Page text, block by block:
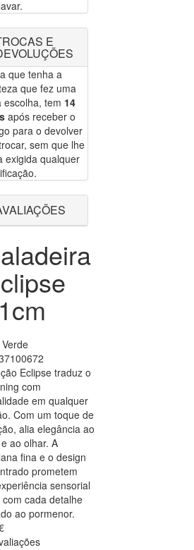
E
que tenha a
que fez uma
escolha, tem 14
após receber o
para o devolver
sem que lhe
exigida qualquer
Eclipse traduz o
com
em qualquer
Com um toque de
alia elegância ao
ao olhar. A
fina e o design
prometem
sensorial
com cada detalhe
ao pormenor.